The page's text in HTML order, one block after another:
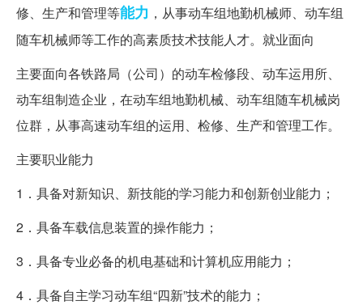
修、生产和管理等能力 ，从事动车组地勤机械师、动车组
随车机械师等工作的高素质技术技能人才。就业面向
主要面向各铁路局（公司）的动车检修段、动车运用所、
动车组制造企业，在动车组地勤机械、动车组随车机械岗
位群，从事高速动车组的运用、检修、生产和管理工作。
主要职业能力
1．具备对新知识、新技能的学习能力和创新创业能力；
2．具备车载信息装置的操作能力；
3．具备专业必备的机电基础和计算机应用能力；
4．具备自主学习动车组“四新”技术的能力；